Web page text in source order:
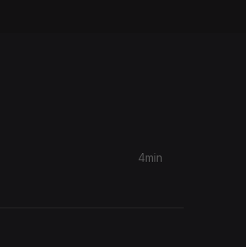
4min